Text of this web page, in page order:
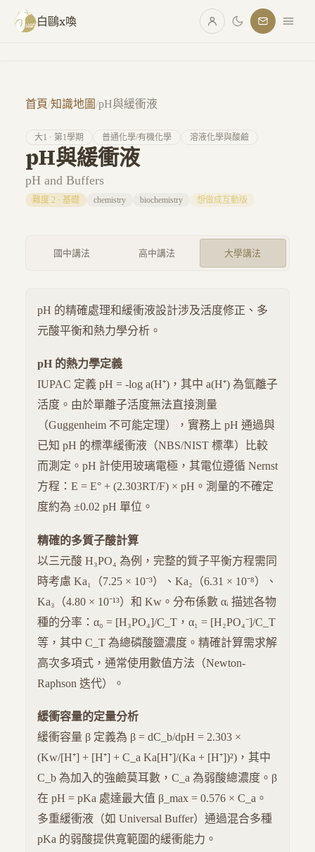
跳至主要內容
白鷗x喚
首頁/知識地圖/pH與緩衝液
大1 · 第1學期 普通化學/有機化學 溶液化學與酸鹼
pH與緩衝液
pH and Buffers
難度 2 · 基礎 chemistry biochemistry 想做成互動版
國中講法 高中講法 大學講法
pH 的精確處理和緩衝液設計涉及活度修正、多
元酸平衡和熱力學分析。
pH 的熱力學定義
IUPAC 定義 pH = -log a(H⁺)，其中 a(H⁺) 為氫離子
活度。由於單離子活度無法直接測量
（Guggenheim 不可能定理），實務上 pH 通過與
已知 pH 的標準緩衝液（NBS/NIST 標準）比較
而測定。pH 計使用玻璃電極，其電位遵循 Nernst
方程：E = E° + (2.303RT/F) × pH。測量的不確定
度約為 ±0.02 pH 單位。
精確的多質子酸計算
以三元酸 H₃PO₄ 為例，完整的質子平衡方程需同
時考慮 Ka₁（7.25 × 10⁻³）、Ka₂（6.31 × 10⁻⁸）、
Ka₃（4.80 × 10⁻¹³）和 Kw。分布係數 αᵢ 描述各物
種的分率：α₀ = [H₃PO₄]/C_T，α₁ = [H₂PO₄⁻]/C_T
等，其中 C_T 為總磷酸鹽濃度。精確計算需求解
高次多項式，通常使用數值方法（Newton-
Raphson 迭代）。
緩衝容量的定量分析
緩衝容量 β 定義為 β = dC_b/dpH = 2.303 ×
(Kw/[H⁺] + [H⁺] + C_a Ka[H⁺]/(Ka + [H⁺])²)，其中
C_b 為加入的強鹼莫耳數，C_a 為弱酸總濃度。β
在 pH = pKa 處達最大值 β_max = 0.576 × C_a。
多重緩衝液（如 Universal Buffer）通過混合多種
pKa 的弱酸提供寬範圍的緩衝能力。